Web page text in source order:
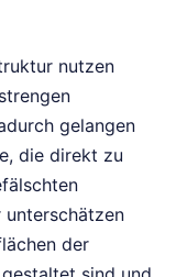
nutzen
gelangen
die direkt zu
unterschätzen
der